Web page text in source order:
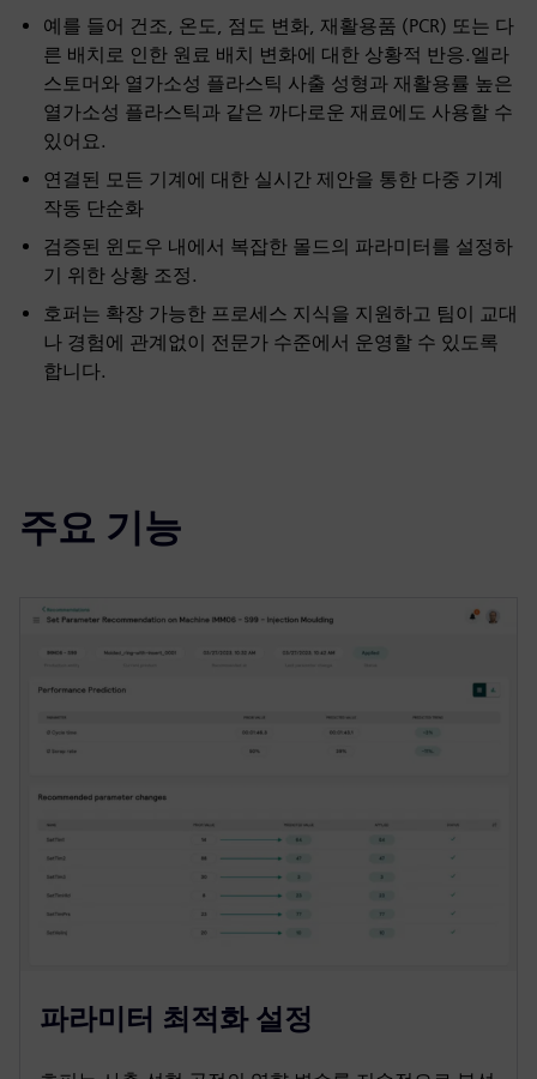
예를 들어 건조, 온도, 점도 변화, 재활용품 (PCR) 또는 다
른 배치로 인한 원료 배치 변화에 대한 상황적 반응.엘라
스토머와 열가소성 플라스틱 사출 성형과 재활용률 높은
열가소성 플라스틱과 같은 까다로운 재료에도 사용할 수
있어요.
연결된 모든 기계에 대한 실시간 제안을 통한 다중 기계
작동 단순화
검증된 윈도우 내에서 복잡한 몰드의 파라미터를 설정하
기 위한 상황 조정.
호퍼는 확장 가능한 프로세스 지식을 지원하고 팀이 교대
나 경험에 관계없이 전문가 수준에서 운영할 수 있도록
합니다.
주요 기능
파라미터 최적화 설정